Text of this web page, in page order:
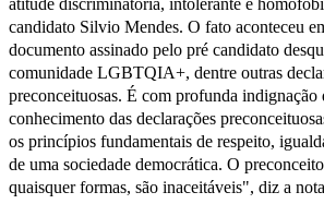
candidato Silvio Mendes. O fato aconteceu
documento assinado pelo pré candidato
comunidade LGBTQIA+, dentre outras
preconceituosas. É com profunda indignação
conhecimento das declarações
os princípios fundamentais de respeito,
de uma sociedade democrática. O
quaisquer formas, são inaceitáveis", diz a